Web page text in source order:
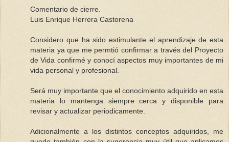
Comentario de cierre.
Luis Enrique Herrera Castorena
Considero que ha sido estimulante el aprendizaje de esta
materia ya que me permtió confirmar a través del Proyecto
de Vida confirmé y conocí aspectos muy importantes de mi
vida personal y profesional.
Será muy importante que el conocimiento adquirido en esta
materia lo mantenga siempre cerca y disponible para
revisar y actualizar periodicamente.
Adicionalmente a los distintos conceptos adquiridos, me